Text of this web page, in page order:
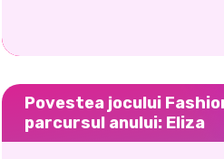
Povestea jocului
parcursul anului: Eliza